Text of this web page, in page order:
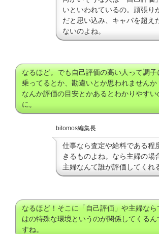
いといわれているの。頑張り
だと思い込み、キャパを超え
ないのよね。
なるほど。でも自己評価の高い人って調子
乗ってるとか、勘違いとか思われませんか
なんか評価の目安とかあるとわかりやすい
に。
bitomos編集長
仕事なら査定や給料である程
きるものよね。なら主婦の場
主婦なんて誰が評価してくれ
なるほど！そこに「自己評価」や主婦なら
はの特殊な環境というのが関係してくるん
すね。